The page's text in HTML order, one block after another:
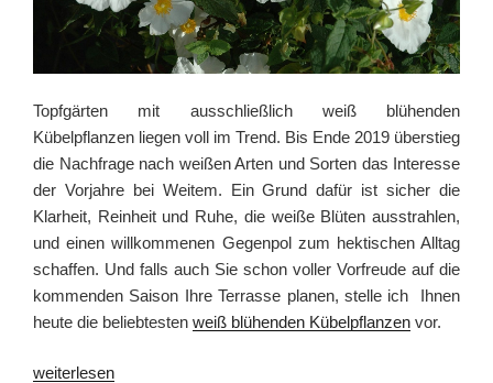
Topfgärten mit ausschließlich weiß blühenden
Kübelpflanzen liegen voll im Trend. Bis Ende 2019 überstieg
die Nachfrage nach weißen Arten und Sorten das Interesse
der Vorjahre bei Weitem. Ein Grund dafür ist sicher die
Klarheit, Reinheit und Ruhe, die weiße Blüten ausstrahlen,
und einen willkommenen Gegenpol zum hektischen Alltag
schaffen. Und falls auch Sie schon voller Vorfreude auf die
kommenden Saison Ihre Terrasse planen, stelle ich Ihnen
heute die beliebtesten weiß blühenden Kübelpflanzen vor.
„Ganz
weiterlesen